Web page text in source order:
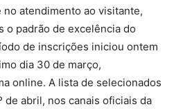
atendimento ao visitante,
o padrão de excelência do
de inscrições iniciou ontem
dia 30 de março,
online. A lista de selecionados
de abril, nos canais oficiais da